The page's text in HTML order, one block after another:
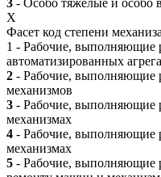
X
Фасет код степени
1 - Рабочие, выполняющие
автоматизированных
2 - Рабочие,
механизмов
3 - Рабочие, выполняющие
механизмах
4 - Рабочие, выполняющие
механизмах
5 - Рабочие, выполняющие